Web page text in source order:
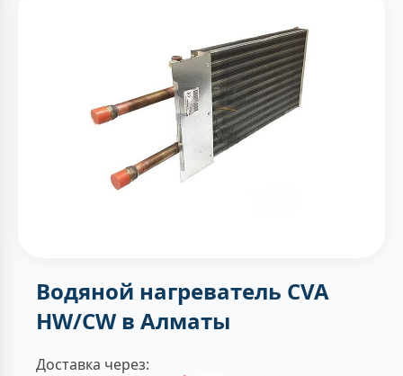
Водяной нагреватель CVA
HW/CW в Алматы
Доставка через: